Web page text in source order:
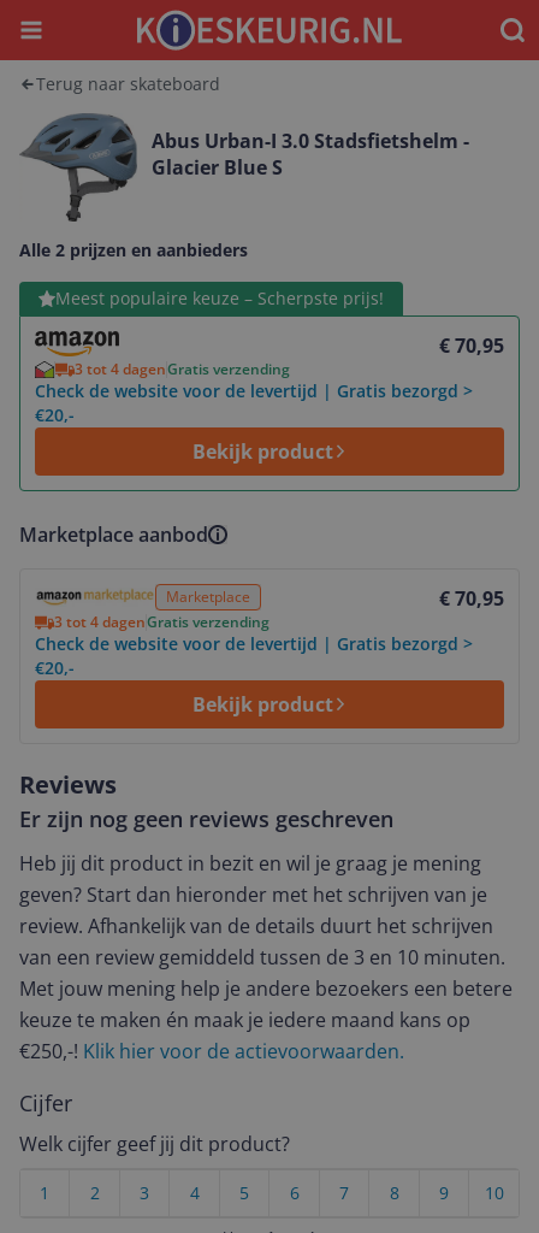
Menu
Terug naar skateboard
Abus Urban-I 3.0 Stadsfietshelm -
Glacier Blue S
Alle 2 prijzen en aanbieders
Meest populaire keuze – Scherpste prijs!
€ 70,95
3 tot 4 dagenGratis verzending
Check de website voor de levertijd | Gratis bezorgd >
€20,-
Bekijk product
Bekijk product
Marketplace aanbod
Marketplace € 70,95
3 tot 4 dagenGratis verzending
Check de website voor de levertijd | Gratis bezorgd >
€20,-
Bekijk product
Reviews
Er zijn nog geen reviews geschreven
Heb jij dit product in bezit en wil je graag je mening
geven? Start dan hieronder met het schrijven van je
review. Afhankelijk van de details duurt het schrijven
van een review gemiddeld tussen de 3 en 10 minuten.
Met jouw mening help je andere bezoekers een betere
keuze te maken én maak je iedere maand kans op
€250,-! Klik hier voor de actievoorwaarden.
Cijfer
Welk cijfer geef jij dit product?
10
9
8
7
6
5
4
3
2
1